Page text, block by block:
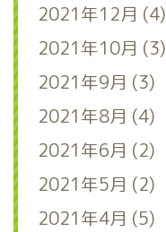
2021年12月 (4)
2021年10月 (3)
2021年9月 (3)
2021年8月 (4)
2021年6月 (2)
2021年5月 (2)
2021年4月 (5)